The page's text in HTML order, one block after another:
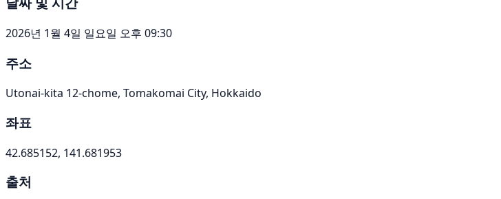
2026년 1월 4일 일요일 오후 09:30
주소
Utonai-kita 12-chome, Tomakomai City, Hokkaido
좌표
42.685152, 141.681953
출처